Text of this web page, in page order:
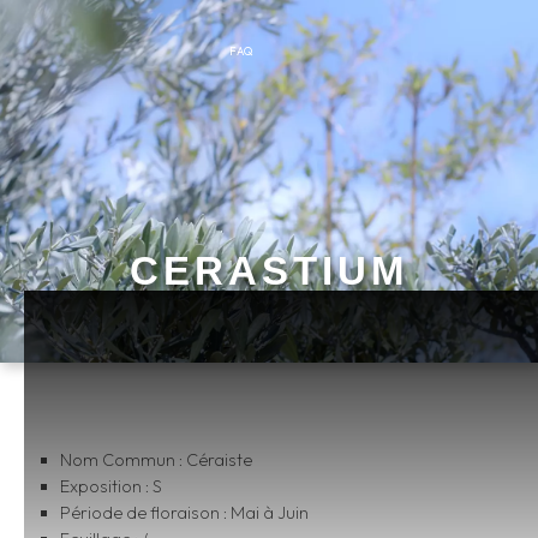
FAQ
CERASTIUM
Nom Commun : Céraiste
Exposition : S
Période de floraison : Mai à Juin